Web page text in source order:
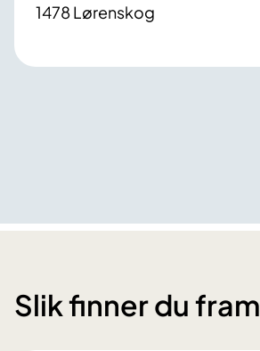
1478 Lørenskog
Slik finner du fram